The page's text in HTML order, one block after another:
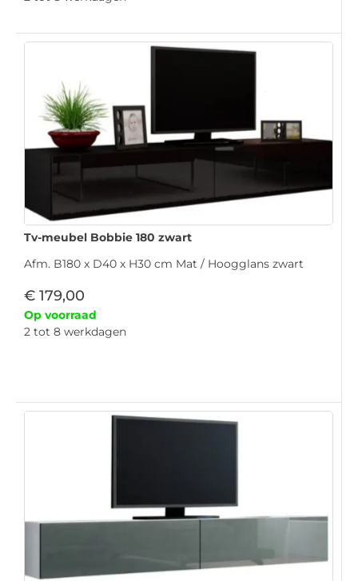
Tv-meubel Bobbie 180 zwart
Afm. B180 x D40 x H30 cm Mat / Hoogglans zwart
€ 179,00
Op voorraad
2 tot 8 werkdagen